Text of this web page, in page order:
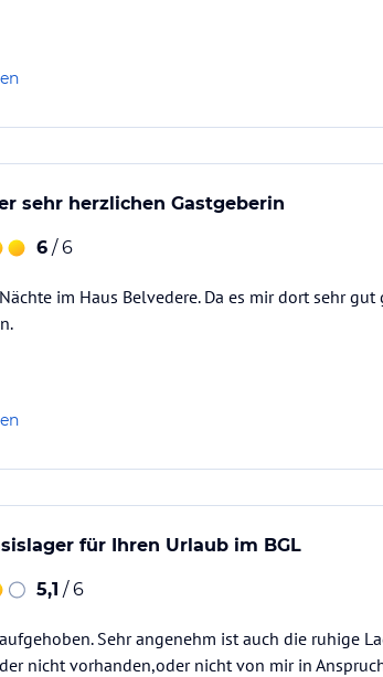
sehr herzlichen Gastgeberin
6 / 6
im Haus Belvedere. Da es mir dort sehr
für Ihren Urlaub im BGL
5,1 / 6
Sehr angenehm ist auch die ruhige
nicht vorhanden,oder nicht von mir in